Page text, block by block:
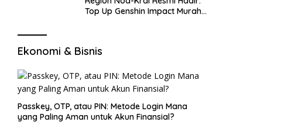
Top Up Genshin Impact Murah
Ekonomi & Bisnis
Passkey, OTP, atau PIN: Metode Login Mana
yang Paling Aman untuk Akun Finansial?